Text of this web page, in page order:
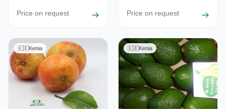
Price on request Price on request
🇰🇪Kenia 🇰🇪Kenia